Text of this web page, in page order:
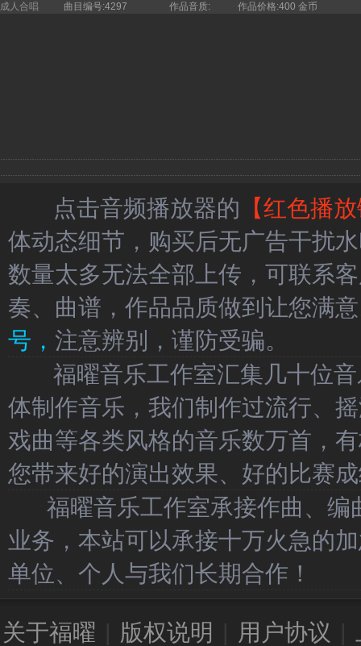
成人合唱 曲目编号:4297 作品音质: 作品价格:400 金币
点击音频播放器的 【红色播
体动态细节，购买后无广告干扰
数量太多无法全部上传，可联系
奏、曲谱，作品品质做到让您满
号， 注意辨别，谨防受骗。
福曜音乐工作室汇集几十位音
体制作音乐，我们制作过流行、
戏曲等各类风格的音乐数万首，
您带来好的演出效果、好的比赛
福曜音乐工作室承接作曲、编
业务，本站可以承接十万火急的
单位、个人与我们长期合作！
关于福曜 版权说明 用户协议